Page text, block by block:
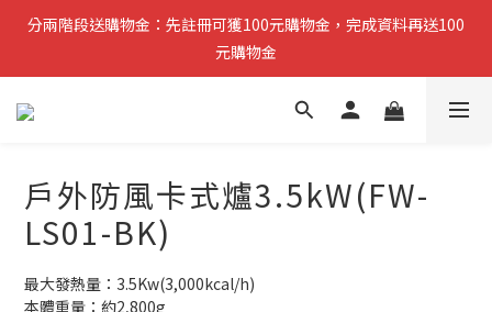
分兩階段送購物金：先註冊可獲100元購物金，完成資料再送100
元購物金
分兩階段送購物金：先註冊可獲100元購物金，完成資料再送100
元購物金
小提醒：先完成註冊即可領取第一筆購物金，稍後再補齊資料可再
複製分享連結給朋友，完成訂單推薦人可獲得200元購物金
分兩階段送購物金：先註冊可獲100元購物金，完成資料再送100
元購物金
戶外防風卡式爐3.5kW(FW-
LS01-BK)
最大發熱量：3.5Kw(3,000kcal/h)
本體重量：約2,800g